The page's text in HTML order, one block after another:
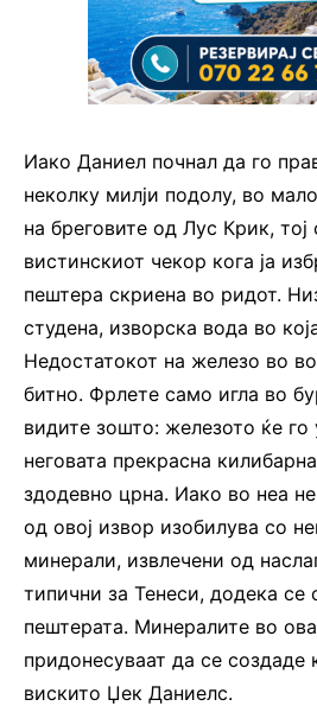
Иако Даниел почнал да го
неколку милји подолу, во
на бреговите од Лус Крик, тој
вистинскиот чекор кога ја
пештера скриена во ридот.
студена, изворска вода во
Недостатокот на железо во
битно. Фрлете само игла во
видите зошто: железото ќе го
неговата прекрасна
здодевно црна. Иако во неа
од овој извор изобилува со
минерали, извлечени од
типични за Тенеси, додека се
пештерата. Минералите во
придонесуваат да се создаде
вискито Џек Даниелс.